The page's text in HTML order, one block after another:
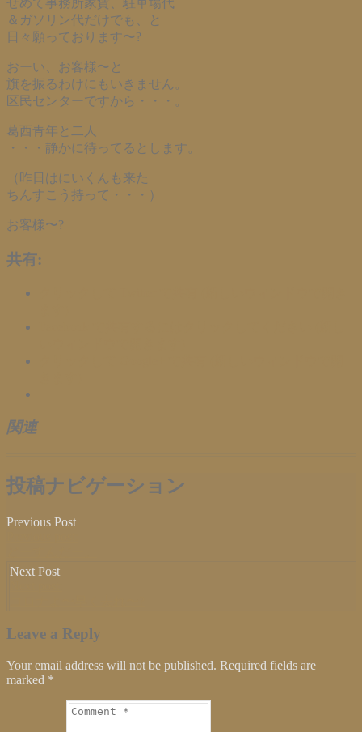
＆ガソリン代だけでも、と
日々願っております〜?
おーい、お客様〜と
旗を振るわけにもいきません。
区民センターですから・・・。
葛西青年と二人
・・・静かに待ってるとします。
（昨日はにいくんも来た
ちんすこう持って・・・）
お客様〜?
共有:
関連
投稿ナビゲーション
Previous Post
Next Post
Leave a Reply
Your email address will not be published. Required fields are
marked *